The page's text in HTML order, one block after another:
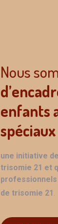
Nous
enfants
spéciaux
une initiative
trisomie 21 et
de trisomie 21